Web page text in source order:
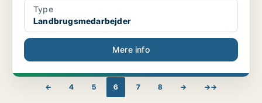
Type
Landbrugsmedarbejder
Mere info
← 4 5 6 7 8 → →→